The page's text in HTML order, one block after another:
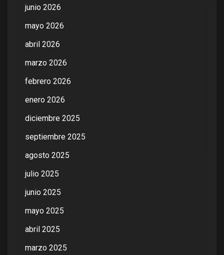
junio 2026
mayo 2026
abril 2026
marzo 2026
febrero 2026
enero 2026
diciembre 2025
septiembre 2025
agosto 2025
julio 2025
junio 2025
mayo 2025
abril 2025
marzo 2025